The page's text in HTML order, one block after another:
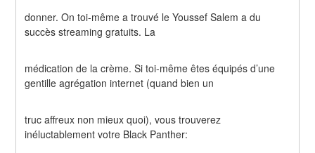
donner. On toi-même a trouvé le Youssef Salem a du
succès streaming gratuits. La
médication de la crème. Si toi-même êtes équipés d’une
gentille agrégation internet (quand bien un
truc affreux non mieux quoi), vous trouverez
inéluctablement votre Black Panther: